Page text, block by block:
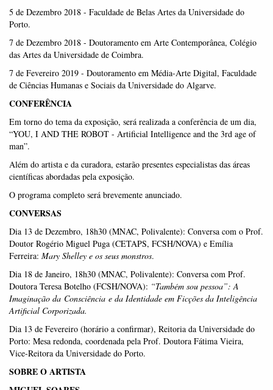
5 de Dezembro 2018 - Faculdade de Belas Artes da Universidade do
Porto.
7 de Dezembro 2018 - Doutoramento em Arte Contemporânea, Colégio
das Artes da Universidade de Coimbra.
7 de Fevereiro 2019 - Doutoramento em Média-Arte Digital, Faculdade
de Ciências Humanas e Sociais da Universidade do Algarve.
CONFERÊNCIA
Em torno do tema da exposição, será realizada a conferência de um dia,
“YOU, I AND THE ROBOT - Artificial Intelligence and the 3rd age of
man”.
Além do artista e da curadora, estarão presentes especialistas das áreas
científicas abordadas pela exposição.
O programa completo será brevemente anunciado.
CONVERSAS
Dia 13 de Dezembro, 18h30 (MNAC, Polivalente): Conversa com o Prof.
Doutor Rogério Miguel Puga (CETAPS, FCSH/NOVA) e Emília
Ferreira: Mary Shelley e os seus monstros.
Dia 18 de Janeiro, 18h30 (MNAC, Polivalente): Conversa com Prof.
Doutora Teresa Botelho (FCSH/NOVA): “Também sou pessoa”: A
Imaginação da Consciência e da Identidade em Ficções da Inteligência
Artificial Corporizada.
Dia 13 de Fevereiro (horário a confirmar), Reitoria da Universidade do
Porto: Mesa redonda, coordenada pela Prof. Doutora Fátima Vieira,
Vice-Reitora da Universidade do Porto.
SOBRE O ARTISTA